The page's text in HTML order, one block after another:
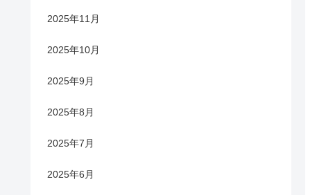
2025年11月
2025年10月
2025年9月
2025年8月
2025年7月
2025年6月